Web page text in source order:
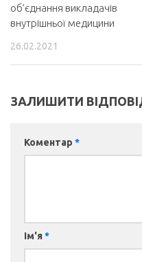
об’єднання викладачів
внутрішньої медицини
26.02.2021
ЗАЛИШИТИ
Коментар *
Ім'я *